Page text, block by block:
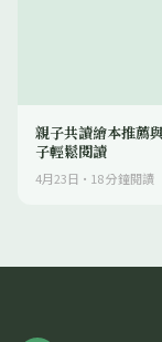
親子共讀繪本推薦
子輕鬆閱讀
4月23日 · 18分鐘閱讀